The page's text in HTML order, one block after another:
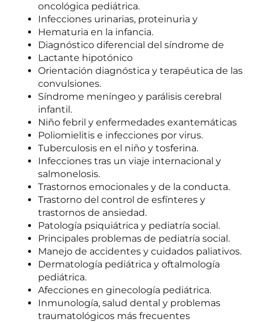
oncológica pediátrica.
Infecciones urinarias, proteinuria y
Hematuria en la infancia.
Diagnóstico diferencial del síndrome de
Lactante hipotónico
Orientación diagnóstica y terapéutica de las
convulsiones.
Síndrome meníngeo y parálisis cerebral
infantil.
Niño febril y enfermedades exantemáticas
Poliomielitis e infecciones por virus.
Tuberculosis en el niño y tosferina.
Infecciones tras un viaje internacional y
salmonelosis.
Trastornos emocionales y de la conducta.
Trastorno del control de esfínteres y
trastornos de ansiedad.
Patología psiquiátrica y pediatría social.
Principales problemas de pediatría social.
Manejo de accidentes y cuidados paliativos.
Dermatología pediátrica y oftalmología
pediátrica.
Afecciones en ginecología pediátrica.
Inmunología, salud dental y problemas
traumatológicos más frecuentes